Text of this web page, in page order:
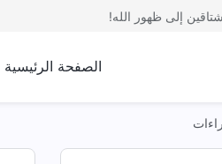
إلى ظهور الله!
الصفحة الرئيسية
معرفة الله | اقتباس